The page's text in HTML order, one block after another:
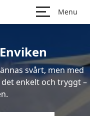
Menu
svårt, men med
enkelt och tryggt –